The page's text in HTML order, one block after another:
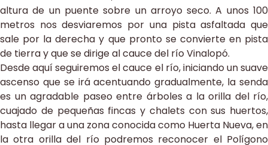
altura de un puente sobre un arroyo seco. A unos 100
metros nos desviaremos por una pista asfaltada que
sale por la derecha y que pronto se convierte en pista
de tierra y que se dirige al cauce del río Vinalopó.
Desde aquí seguiremos el cauce el río, iniciando un suave
ascenso que se irá acentuando gradualmente, la senda
es un agradable paseo entre árboles a la orilla del río,
cuajado de pequeñas fincas y chalets con sus huertos,
hasta llegar a una zona conocida como Huerta Nueva, en
la otra orilla del río podremos reconocer el Polígono